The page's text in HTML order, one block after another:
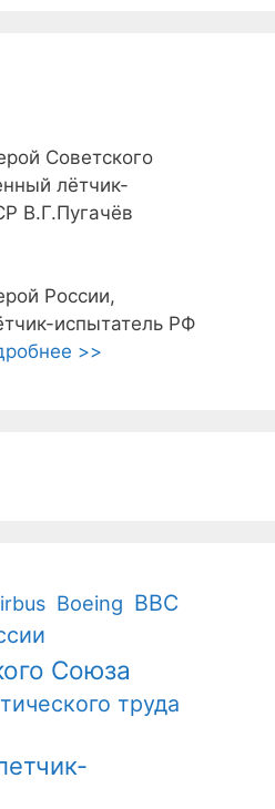
Советского
лётчик-
В.Г.Пугачёв
России,
испытатель РФ
>>
Boeing ВВС
Союза
труда